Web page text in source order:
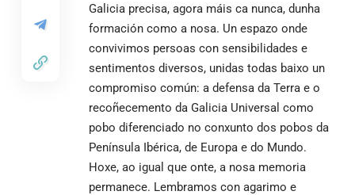
Galicia precisa, agora máis ca nunca, dunha
formación como a nosa. Un espazo onde
convivimos persoas con sensibilidades e
sentimentos diversos, unidas todas baixo un
compromiso común: a defensa da Terra e o
recoñecemento da Galicia Universal como
pobo diferenciado no conxunto dos pobos da
Península Ibérica, de Europa e do Mundo.
Hoxe, ao igual que onte, a nosa memoria
permanece. Lembramos con agarimo e